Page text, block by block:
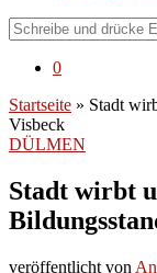
0
Startseite » Stadt
Visbeck
DÜLMEN
Stadt wirbt
veröffentlicht von